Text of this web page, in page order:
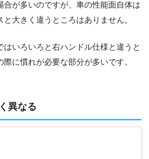
合が多いのですが、車の性能面自体は
と大きく違うところはありません。
はいろいろと右ハンドル仕様と違うと
際に慣れが必要な部分が多いです。
異なる